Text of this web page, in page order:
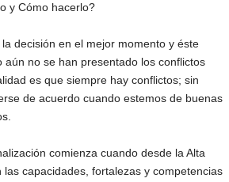
y Cómo hacerlo?
decisión en el mejor momento y éste
aún no se han presentado los conflictos
es que siempre hay conflictos; sin
de acuerdo cuando estemos de buenas
comienza cuando desde la Alta
las capacidades, fortalezas y competencias